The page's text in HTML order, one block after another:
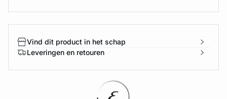
Vind dit product in het schap
Leveringen en retouren